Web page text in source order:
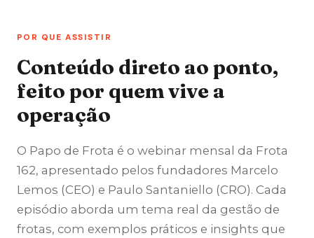
POR QUE ASSISTIR
Conteúdo direto ao ponto,
feito por quem vive a
operação
O Papo de Frota é o webinar mensal da Frota
162, apresentado pelos fundadores Marcelo
Lemos (CEO) e Paulo Santaniello (CRO). Cada
episódio aborda um tema real da gestão de
frotas, com exemplos práticos e insights que